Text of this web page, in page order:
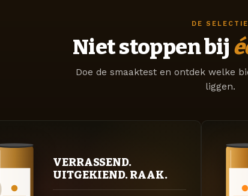
DE SELECTIE
Niet stoppen bij
Doe de smaaktest en ontdek welke
liggen.
VERRASSEND.
UITGEKIEND. RAAK.